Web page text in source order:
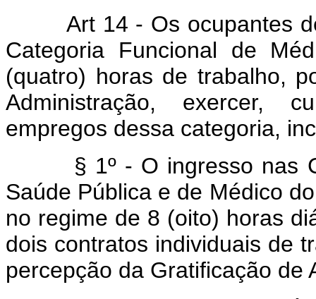
Art 14 - Os ocupantes
Categoria Funcional de
(quatro) horas de trabalho,
Administração, exercer,
empregos dessa categoria,
§ 1º - O ingresso nas
Saúde Pública e de Médico
no regime de 8 (oito) horas
dois contratos individuais de
percepção da Gratificação de